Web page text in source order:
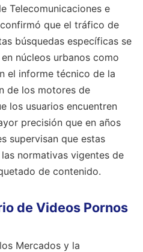
Telecomunicaciones e
que el tráfico de
búsquedas específicas se
núcleos urbanos como
el informe técnico de la
de los motores de
los usuarios encuentren
precisión que en años
supervisan que estas
normativas vigentes de
de contenido.
de Videos Pornos
Mercados y la